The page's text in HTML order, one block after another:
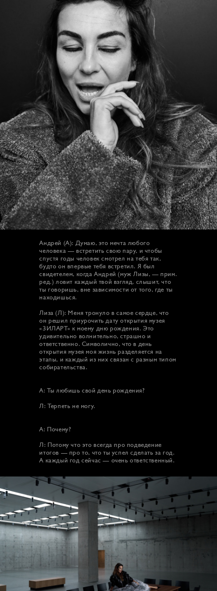
Андрей (А): Думаю, это мечта любого
человека — встретить свою пару, и чтобы
спустя годы человек смотрел на тебя так,
будто он впервые тебя встретил. Я был
свидетелем, когда Андрей (муж Лизы, — прим.
ред.) ловит каждый твой взгляд, слышит, что
ты говоришь, вне зависимости от того, где ты
находишься.
Лиза (Л): Меня тронуло в самое сердце, что
он решил приурочить дату открытия музея
«ЗИЛАРТ» к моему дню рождения. Это
удивительно волнительно, страшно и
ответственно. Символично, что в день
открытия музея моя жизнь разделяется на
этапы, и каждый из них связан с разным типом
собирательства.
А: Ты любишь свой день рождения?
Л: Терпеть не могу.
А: Почему?
Л: Потому что это всегда про подведение
итогов — про то, что ты успел сделать за год.
А каждый год сейчас — очень ответственный.